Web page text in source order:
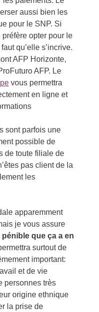
aussi bien les
pour le SNP. Si
opter pour le
qu’elle s’incrive.
AFP Horizonte,
AFP. Le
vous permettra
en ligne et
sont parfois une
possible de
de toute filiale de
pas client de la
les
apparemment
je vous assure
que ça a en
surtout de
important:
et de vie
personnes très
origine ethnique
la prise de